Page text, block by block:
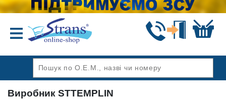
Виробник STTEMPLIN